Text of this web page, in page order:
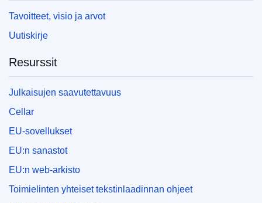
Tavoitteet, visio ja arvot
Uutiskirje
Resurssit
Julkaisujen saavutettavuus
Cellar
EU-sovellukset
EU:n sanastot
EU:n web-arkisto
Toimielinten yhteiset tekstinlaadinnan ohjeet